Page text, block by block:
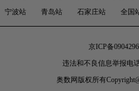
宁波站 青岛站 石家庄站 全国
京ICP备
违法和不良信息举报电
奥数网 版权所有